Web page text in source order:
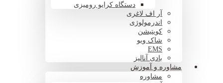
دستگاه کرایو رومیزی
آر اف لاغری
اندرمولوژی
کویتیشن
شاک ویو
EMS
بادی آنالیز
مشاوره و آموزش
مشاوره